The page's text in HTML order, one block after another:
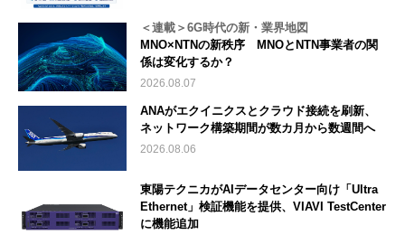
＜連載＞6G時代の新・業界地図
MNO×NTNの新秩序 MNOとNTN事業者の関
係は変化するか？
2026.08.07
ANAがエクイニクスとクラウド接続を刷新、
ネットワーク構築期間が数カ月から数週間へ
2026.08.06
東陽テクニカがAIデータセンター向け「Ultra
Ethernet」検証機能を提供、VIAVI TestCenter
に機能追加